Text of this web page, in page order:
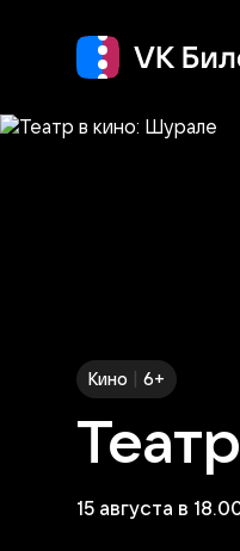
Кино | 6+
15 августа в